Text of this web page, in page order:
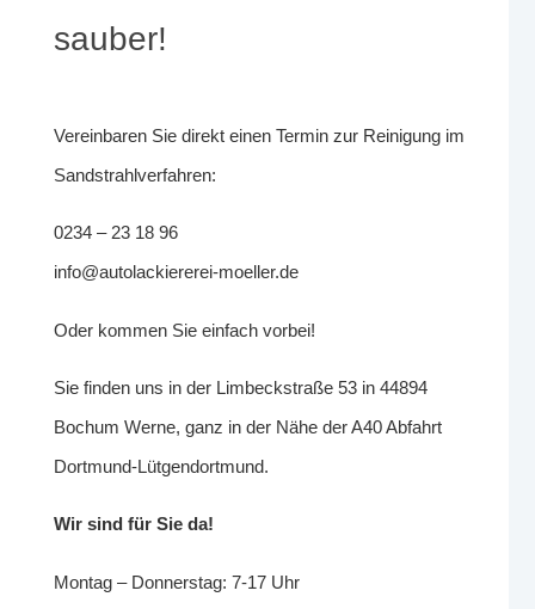
sauber!
Vereinbaren Sie direkt einen Termin zur Reinigung im
Sandstrahlverfahren:
0234 – 23 18 96
info@autolackiererei-moeller.de
Oder kommen Sie einfach vorbei!
Sie finden uns in der Limbeckstraße 53 in 44894
Bochum Werne, ganz in der Nähe der A40 Abfahrt
Dortmund-Lütgendortmund.
Wir sind für Sie da!
Montag – Donnerstag: 7-17 Uhr